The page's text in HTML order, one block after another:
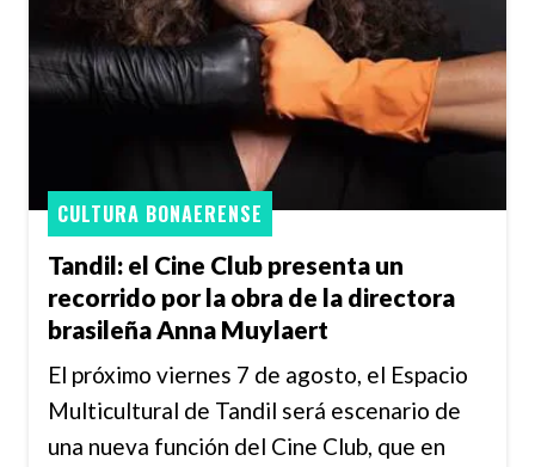
Tandil: el Cine Club presenta un
recorrido por la obra de la directora
brasileña Anna Muylaert
CULTURA BONAERENSE
El próximo viernes 7 de agosto, el Espacio
Multicultural de Tandil será escenario de
una nueva función del Cine Club, que en